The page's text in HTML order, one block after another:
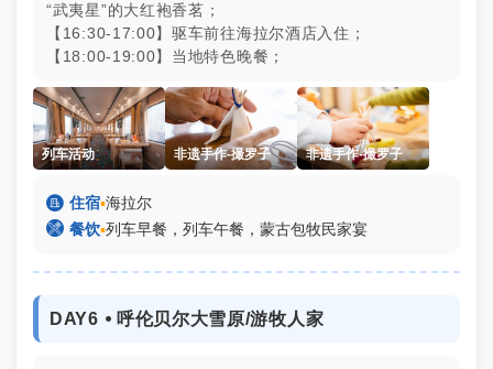
“武夷星”的大红袍香茗；
【16:30-17:00】驱车前往海拉尔酒店入住；
【18:00-19:00】当地特色晚餐；
列车活动 非遗手作-撮罗子 非遗手作-撮罗子
 住宿▪海拉尔
 餐饮▪列车早餐，列车午餐，蒙古包牧民家宴
DAY6 ⦁ 呼伦贝尔大雪原/游牧人家